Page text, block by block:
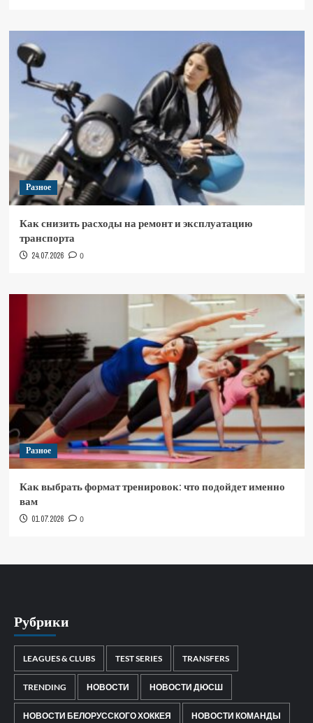
Разное
Как снизить расходы на ремонт и эксплуатацию
транспорта
24.07.2026 0
Разное
Как выбрать формат тренировок: что подойдет именно
вам
01.07.2026 0
Рубрики
LEAGUES & CLUBS TEST SERIES TRANSFERS
TRENDING НОВОСТИ НОВОСТИ ДЮСШ
НОВОСТИ БЕЛОРУССКОГО ХОККЕЯ НОВОСТИ КОМАНДЫ